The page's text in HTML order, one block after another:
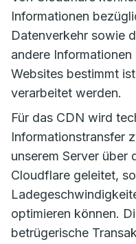
Informationen
Datenverkehr sowie
andere
Websites bestimmt
verarbeitet werden.
Für das CDN wird
Informationstransfer
unserem Server über
Cloudflare geleitet,
optimieren können.
betrügerische